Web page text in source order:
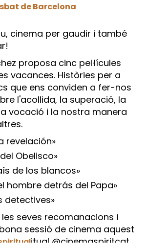
de Barcelona
cinema per gaudir i també
proposa cinc pel·lícules
vacances. Històries per a
que ens conviden a fer-nos
l'acollida, la superació, la
vocació i la nostra manera
revelación»
Obelisco»
de los blancos»
hombre detrás del Papa»
detectives»
seves recomanacions i
sessió de cinema aquest
itual @cinemaspiritcat